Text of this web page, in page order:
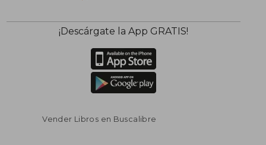
¡Descárgate la App GRATIS!
Vender Libros en Buscalibre